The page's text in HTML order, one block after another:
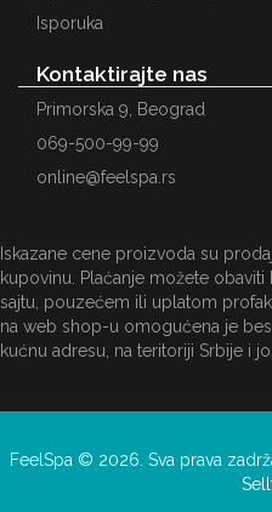
Isporuka
Kontaktirajte nas
Primorska 9, Beograd
069-500-99-99
online@feelspa.rs
Iskazane cene proizvoda su
kupovinu. Plaćanje možete
sajtu, pouzećem ili uplatom
na web shop-u omogućena je
kućnu adresu, na teritoriji Srbije i
FeelSpa © 2026. Sva prava